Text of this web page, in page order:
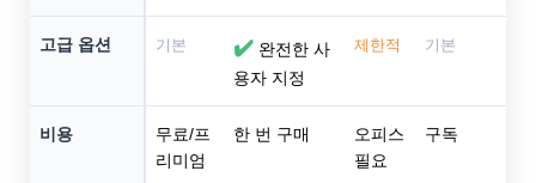
고급 옵션 기본 ✔️ 완전한 사
용자 지정
제한적 기본
비용
무료/프
리미엄
한 번 구매
오피스
필요
구독